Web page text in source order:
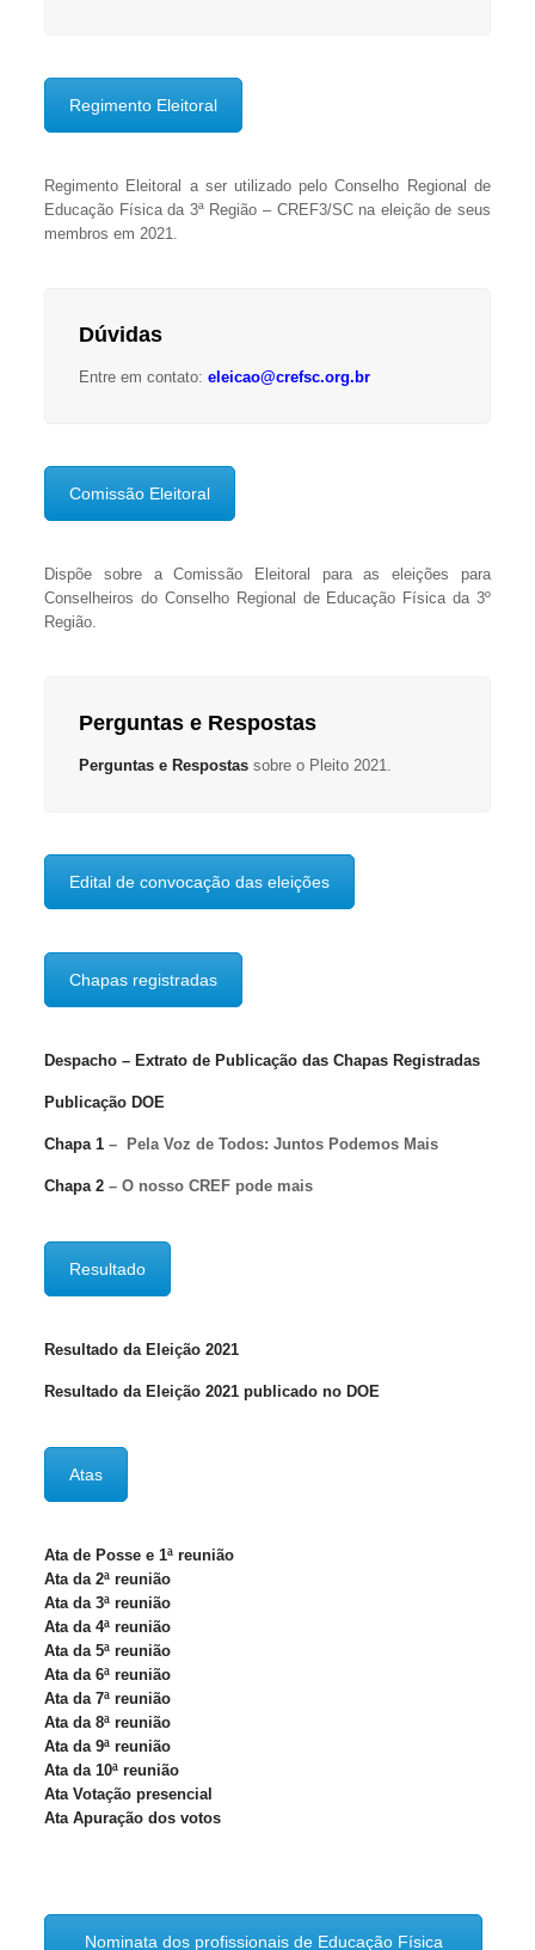
Regimento Eleitoral
Regimento Eleitoral a ser utilizado pelo Conselho Regional de
Educação Física da 3ª Região – CREF3/SC na eleição de seus
membros em 2021.
Dúvidas
Entre em contato:eleicao@crefsc.org.br
Comissão Eleitoral
Dispõe sobre a Comissão Eleitoral para as eleições para
Conselheiros do Conselho Regional de Educação Física da 3º
Região.
Perguntas e Respostas
Perguntas e Respostas sobre o Pleito 2021.
Edital de convocação das eleições
Chapas registradas
Despacho – Extrato de Publicação das Chapas Registradas
Publicação DOE
Chapa 1 – Pela Voz de Todos: Juntos Podemos Mais
Chapa 2 – O nosso CREF pode mais
Resultado
Resultado da Eleição 2021
Resultado da Eleição 2021 publicado no DOE
Atas
Ata de Posse e 1ª reunião
Ata da 2ª reunião
Ata da 3ª reunião
Ata da 4ª reunião
Ata da 5ª reunião
Ata da 6ª reunião
Ata da 7ª reunião
Ata da 8ª reunião
Ata da 9ª reunião
Ata da 10ª reunião
Ata Votação presencial
Ata Apuração dos votos
Nominata dos profissionais de Educação Física